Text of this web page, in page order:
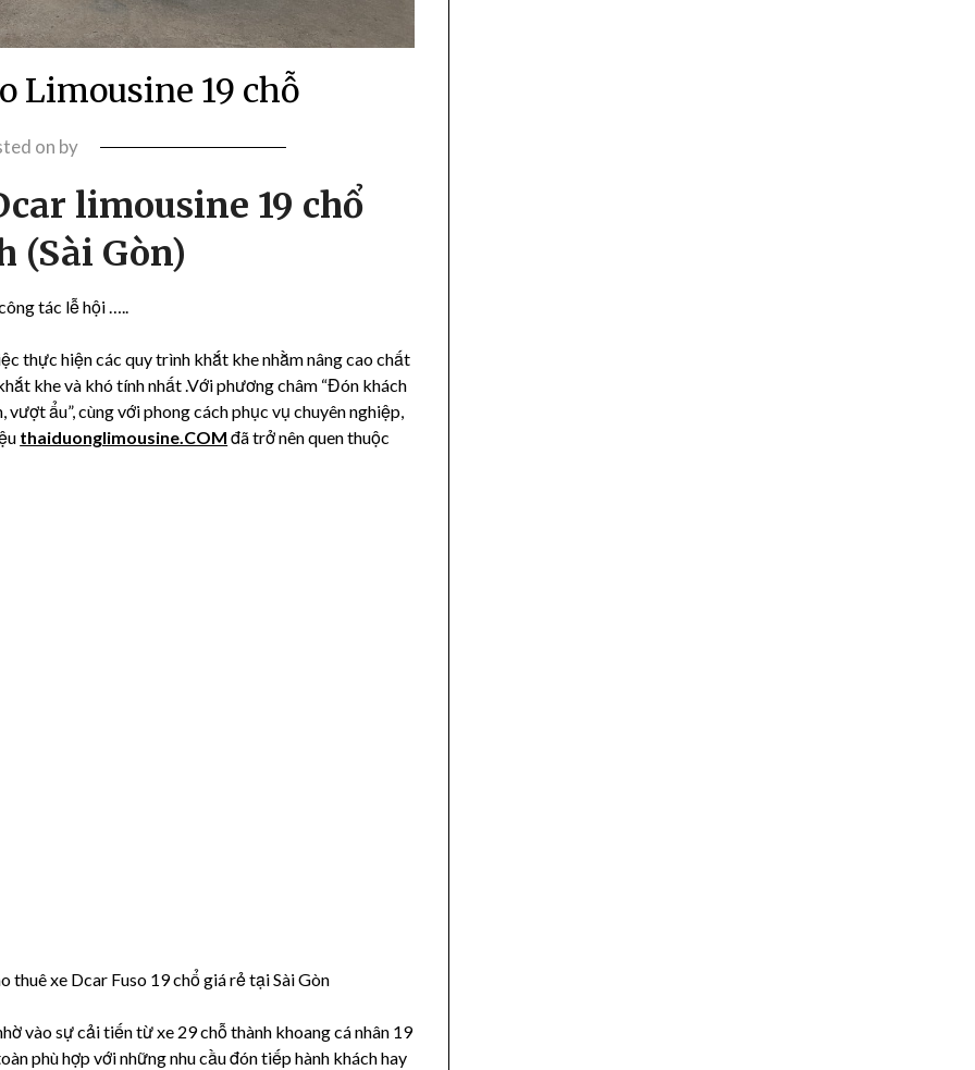
Limousine 19 chỗ
on by
limousine 19 chổ
(Sài Gòn)
tác lễ hội …..
thực hiện các quy trình khắt khe nhằm nâng cao chất
khe và khó tính nhất .Với phương châm “Đón khách
ẩu”, cùng với phong cách phục vụ chuyên nghiệp,
thaiduonglimousine.COM đã trở nên quen thuộc
thuê xe Dcar Fuso 19 chổ giá rẻ tại Sài Gòn
vào sự cải tiến từ xe 29 chỗ thành khoang cá nhân 19
phù hợp với những nhu cầu đón tiếp hành khách hay